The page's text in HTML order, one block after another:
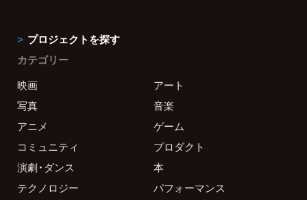
プロジェクトを探す
カテゴリー
映画
アート
写真
音楽
アニメ
ゲーム
コミュニティ
プロダクト
演劇・ダンス
本
テクノロジー
パフォーマンス